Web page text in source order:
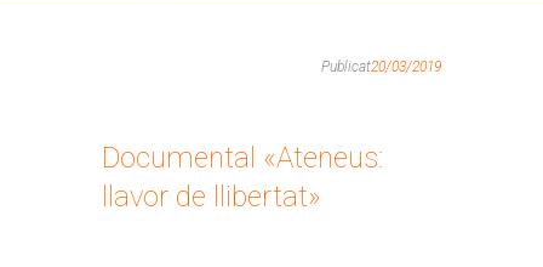
Publicat20/03/2019
Documental «Ateneus:
llavor de llibertat»